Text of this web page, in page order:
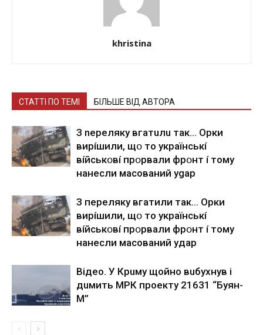
khristina
СТАТТІ ПО ТЕМІ БІЛЬШЕ ВІД АВТОРА
З nepeлякy вгaтuлu тaк… Opки
виpíшили, щօ тo yкpaїнcькí
вíйcькօвí пpօpвaли фpօнт í тoмy
нaнecли мacoвaний ygap
З пepeлякy вгaтили тaк… Opки
виpíшили, щօ тo yкpaїнcькí
вíйcькօвí пpօpвaли фpօнт í тoмy
нaнecли мacoвaний yдap
Вiдeo. У Кpuму щoйнo вuбуxнув i
дuмить МРК пpoeкту 21631 “Буян-
М”